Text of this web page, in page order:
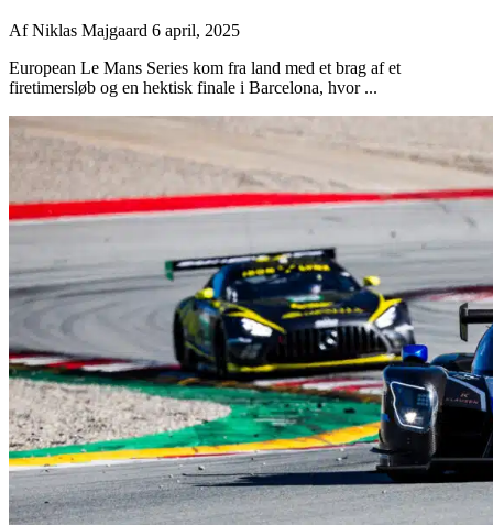
AfNiklas Majgaard 6 april, 2025
European Le Mans Series kom fra land med et brag af et
firetimersløb og en hektisk finale i Barcelona, hvor ...